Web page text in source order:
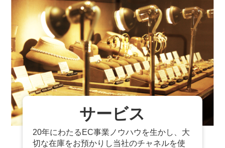
サービス
20年にわたるEC事業ノウハウを生かし、大
切な在庫をお預かりし当社のチャネルを使